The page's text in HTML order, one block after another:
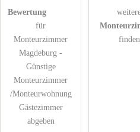
öffentliche Frage stellen
Hinweis:Bitte beachten Sie,
Besucher sichtbar
Klicken Sie hier um eine
Monteurzimmer-Eintrag zu stellen
Bewertung
für
Monteurzimmer
Magdeburg -
Günstige
Monteurzimmer
/Monteurwohnung
Gästezimmer
abgeben
finden